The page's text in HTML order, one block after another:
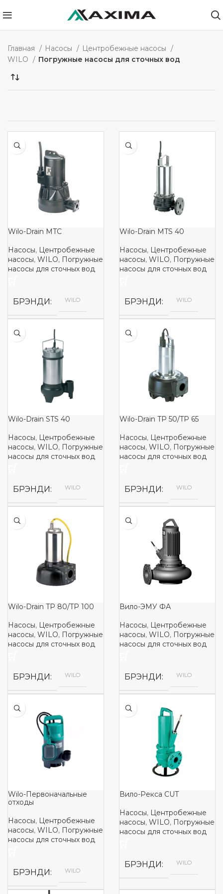
Главная Насосы
Центробежные насосы
WILO
Погружные насосы для сточных вод
Wilo-Drain MTC
Насосы, Центробежные
насосы, WILO, Погружные
насосы для сточных вод
БРЭНДИ WILO
Wilo-Drain MTS 40
Насосы, Центробежные
насосы, WILO, Погружные
насосы для сточных вод
БРЭНДИ WILO
Wilo-Drain STS 40
Насосы, Центробежные
насосы, WILO, Погружные
насосы для сточных вод
БРЭНДИ WILO
Wilo-Drain TP 50/TP 65
Насосы, Центробежные
насосы, WILO, Погружные
насосы для сточных вод
БРЭНДИ WILO
Wilo-Drain TP 80/TP 100
Насосы, Центробежные
насосы, WILO, Погружные
насосы для сточных вод
БРЭНДИ WILO
Вило-ЭМУ ФА
Насосы, Центробежные
насосы, WILO, Погружные
насосы для сточных вод
БРЭНДИ WILO
Wilo-Первоначальные
отходы
Насосы, Центробежные
насосы, WILO, Погружные
насосы для сточных вод
БРЭНДИ WILO
Вило-Рекса CUT
Насосы, Центробежные
насосы, WILO, Погружные
насосы для сточных вод
БРЭНДИ WILO